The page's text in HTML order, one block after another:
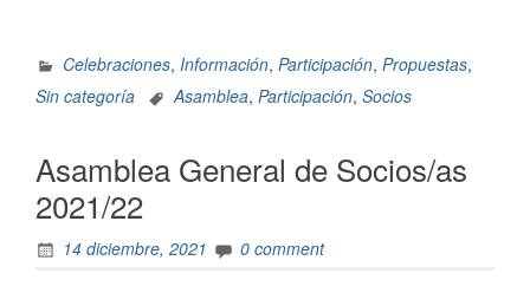
Celebraciones, Información, Participación, Propuestas,
Sin categoría
Asamblea, Participación, Socios
Asamblea General de Socios/as
2021/22
14 diciembre, 2021 0 comment